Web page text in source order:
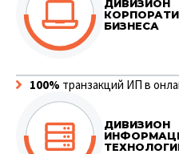
ДИВИЗИОН
БИЗНЕСА
100% транзакций ИП в
ДИВИЗИОН